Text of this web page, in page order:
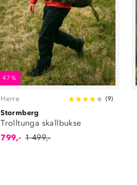
47%
Herre (9)
Stormberg
Trolltunga skallbukse
799,- 1 499,-